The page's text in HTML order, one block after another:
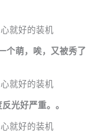
个萌，唉，又被秀了
光好严重。。